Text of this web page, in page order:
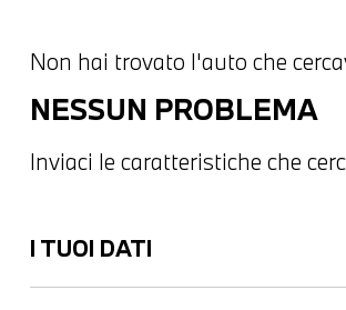
Non hai trovato l'auto che
NESSUN PROBLEMA
Inviaci le caratteristiche che
I TUOI DATI